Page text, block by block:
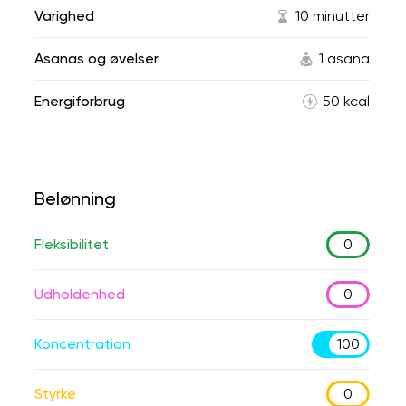
Varighed 10 minutter
Asanas og øvelser 1 asana
Energiforbrug 50 kcal
Belønning
Fleksibilitet 0
Udholdenhed 0
Koncentration 100
Styrke 0